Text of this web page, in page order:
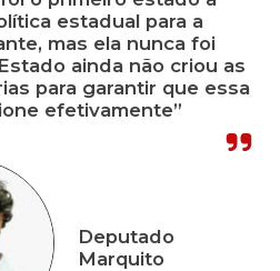
estadual para a
mas ela nunca foi
ainda não criou as
para garantir que essa
efetivamente”
Deputado
Marquito